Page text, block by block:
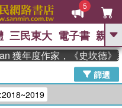
5
GO
高希均教授回憶錄
、 父親節 、 如果歷
喵 、 暑期推薦
三民東大 電子書 親子
獲年度作家，《史坎德》
篩選